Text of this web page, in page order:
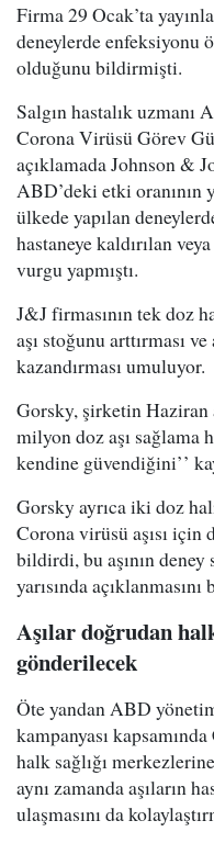
Firma 29 Ocak’ta
deneylerde enfeksiyonu
olduğunu bildirmişti.
Salgın hastalık uzmanı
Corona Virüsü Görev
açıklamada Johnson &
ABD’deki etki oranının
ülkede yapılan
hastaneye kaldırılan
vurgu yapmıştı.
J&J firmasının tek doz
aşı stoğunu arttırması
kazandırması umuluyor.
Gorsky, şirketin Haziran
milyon doz aşı sağlama
kendine güvendiğini’’
Gorsky ayrıca iki doz
Corona virüsü aşısı için
bildirdi, bu aşının deney
yarısında
Aşılar doğrudan
gönderilecek
Öte yandan ABD
kampanyası
halk sağlığı
aynı zamanda aşıların
ulaşmasını da